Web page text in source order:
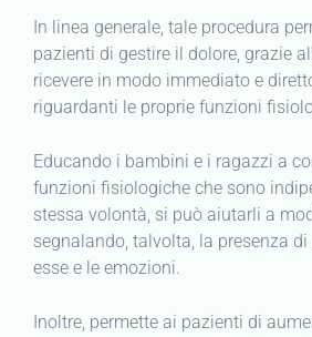
In linea generale, tale procedura
pazienti di gestire il dolore, grazie
ricevere in modo immediato e
riguardanti le proprie funzioni
Educando i bambini e i ragazzi a
funzioni fisiologiche che sono
stessa volontà, si può aiutarli a
segnalando, talvolta, la presenza
esse e le emozioni.
Inoltre, permette ai pazienti di